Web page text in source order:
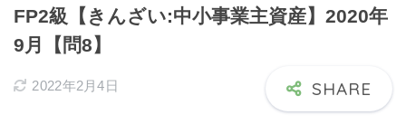
FP2級【きんざい:中小事業主資産】2020年
9月【問8】
2022年2月4日